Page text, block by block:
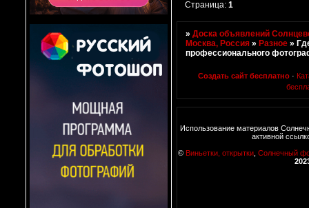
Страница:1
»Доска объявлений
Москва, Россия »Разное »
профессионального
Создать сайт бесплатно ·
Использование материалов
активной
© Виньетки, открытки, Солнечный